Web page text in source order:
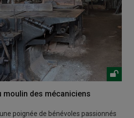
moulin des mécaniciens
poignée de bénévoles passionnés